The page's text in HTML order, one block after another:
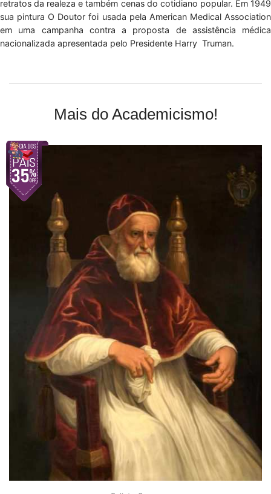
retratos da realeza e também cenas do cotidiano popular. Em 1949
sua pintura O Doutor foi usada pela American Medical Association
em uma campanha contra a proposta de assistência médica
nacionalizada apresentada pelo Presidente Harry Truman.
Mais do Academicismo!